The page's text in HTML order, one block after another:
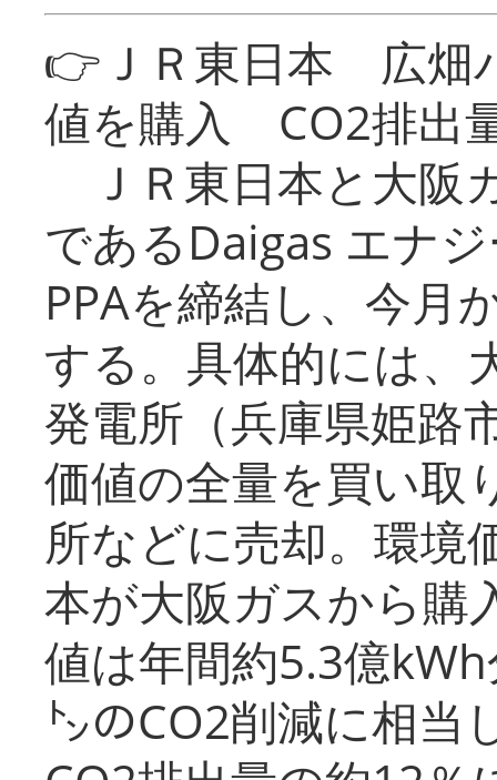
👉ＪＲ東日本 広畑
値を購入 CO2排出
ＪＲ東日本と大阪
であるDaigas エナ
PPAを締結し、今月
する。具体的には、
発電所（兵庫県姫路
価値の全量を買い取
所などに売却。環境
本が大阪ガスから購
値は年間約5.3億
㌧のCO2削減に相当